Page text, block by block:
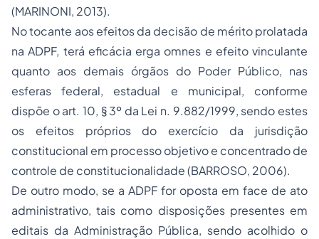
(MARINONI, 2013).
No tocante aos efeitos da decisão de mérito prolatada
na ADPF, terá eficácia erga omnes e efeito vinculante
quanto aos demais órgãos do Poder Público, nas
esferas federal, estadual e municipal, conforme
dispõe o art. 10, § 3º da Lei n. 9.882/1999, sendo estes
os efeitos próprios do exercício da jurisdição
constitucional em processo objetivo e concentrado de
controle de constitucionalidade (BARROSO, 2006).
De outro modo, se a ADPF for oposta em face de ato
administrativo, tais como disposições presentes em
editais da Administração Pública, sendo acolhido o